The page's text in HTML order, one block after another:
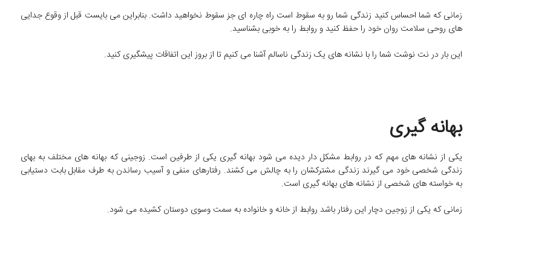
زمانی که شما احساس کنید زندگی شما رو به سقوط است راه چاره ای جز سقوط نخواهید داشت. بنابراین می بایست قبل از وقوع جدایی
های روحی سلامت روان خود را حفظ کنید و روابط را به خوبی بشناسید.
این بار در نت نوشت شما را با نشانه های یک زندگی ناسالم آشنا می کنیم تا از بروز این اتفاقات پیشگیری کنید.
بهانه گیری
یکی از نشانه های مهم که در روابط مشکل دار دیده می شود بهانه گیری یکی از طرفین است. زوجینی که بهانه های مختلف به بهای
زندگی شخصی خود می گیرند زندگی مشترکشان را به چالش می کشند. رفتارهای منفی و آسیب رساندن به طرف مقابل بابت دستیابی
به خواسته های شخصی از نشانه های بهانه گیری است.
زمانی که یکی از زوجین دچار این رفتار باشد روابط از خانه و خانواده به سمت وسوی دوستان کشیده می شود.